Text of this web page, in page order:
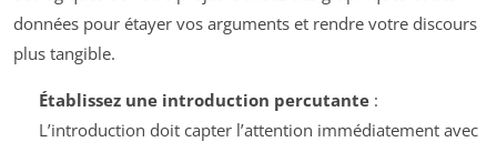
données pour étayer vos arguments et rendre votre discours
plus tangible.
Établissez une introduction percutante:
L’introduction doit capter l’attention immédiatement avec